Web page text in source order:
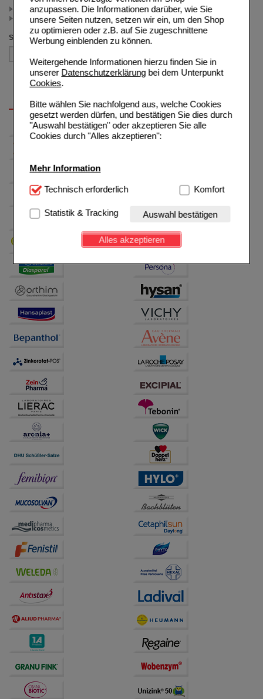
anzupassen. Die Informationen darüber, wie Sie
unsere Seiten nutzen, setzen wir ein, um den Shop
zu optimieren oder z.B. auf Sie zugeschnittene
Werbung einblenden zu können.
Weitergehende Informationen hierzu finden Sie in
unserer Datenschutzerklärungbei dem Unterpunkt
Cookies.
Bitte wählen Sie nachfolgend aus, welche Cookies
gesetzt werden dürfen, und bestätigen Sie dies durch
"Auswahl bestätigen" oder akzeptieren Sie alle
Cookies durch "Alles akzeptieren":
Mehr Information
Technisch Notwendig:Hierbei handelt es sich um
Website notwendig sind (z.B. Navigation, Warenkorb,
Kundenkonto), weshalb auf diese nicht verzichtet
werden kann.
Einkaufserlebnis noch ansprechender zu gestalten,
beispielsweise für die Wiedererkennung des
Besuchers oder unsere Seite an bevorzugte
Verhaltensweisen (z.B. Spracheinstellung)
anzupassen. Komfort-Cookies ermöglichen es uns
auch auf Ihre Bedürfnisse zugeschrittene Inhalte
betreiben.
Statistik & Tracking:
Hierüber lassen sich
Informationen über die Art und Weise der Nutzung
unserer Website sammeln, mit deren Hilfe wir unsere
Website weiter für Sie optimieren können, den Inhalt
auf unserer Website aber auch die Werbung auf
Drittseiten möglichst relevant für Sie zu gestalten.
Bitte beachten Sie, dass Daten hierfür teilweise an
Dritte wie z.B. Google oder soziale Medien
übertragen werden.
Technisch erforderlich Komfort
Statistik & Tracking Auswahl bestätigen
Alles akzeptieren
< 5.00 (2)
>= 5.00 (1)
Sortieren nach